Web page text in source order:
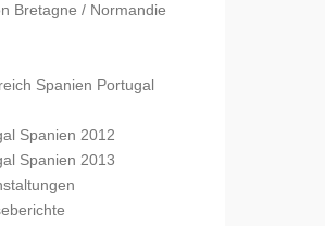
Bretagne / Normandie
Spanien Portugal
Spanien 2012
Spanien 2013